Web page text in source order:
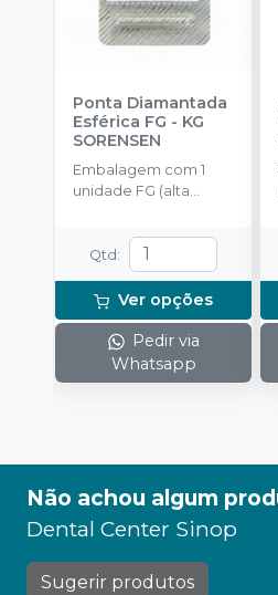
Ponta Diamantada
Esférica FG - KG
SORENSEN
Embalagem com 1
unidade FG (alta
Qtd :
Ver opções
Pedir via
Whatsapp
Não achou algum
Dental Center Sinop
Sugerir produtos